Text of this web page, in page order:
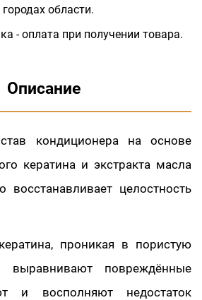
городах области.
- оплата при получении товара.
Описание
кондиционера на основе
кератина и экстракта масла
восстанавливает целостность
проникая в пористую
выравнивают повреждённые
и восполняют недостаток